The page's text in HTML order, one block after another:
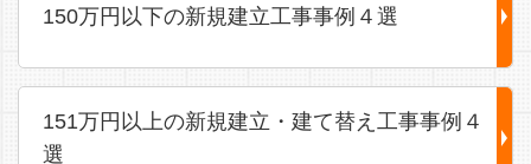
150万円以下の新規建立工事事例４選
151万円以上の新規建立・建て替え工事事例４
選